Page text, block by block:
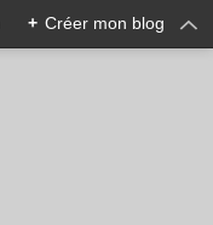
+ Créer mon blog